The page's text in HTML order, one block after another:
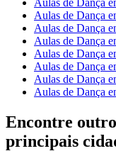
Aulas de Dança
Aulas de Dança
Aulas de Dança
Aulas de Dança
Aulas de Dança
Aulas de Dança
Aulas de Dança
Encontre
principais